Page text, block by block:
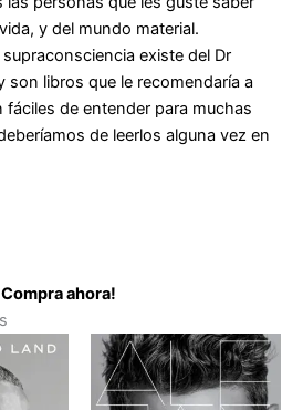
y del mundo material.
existe del Dr
son libros que le recomendaría a
de entender para muchas
de leerlos alguna vez en
ahora!